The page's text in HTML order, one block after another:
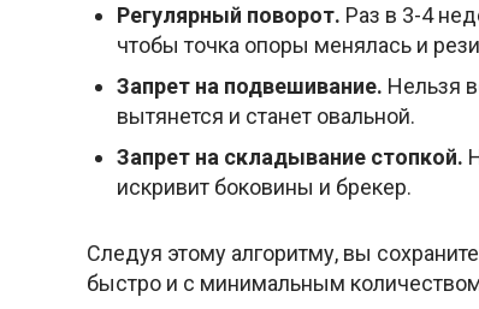
Регулярный поворот. Раз в 3-4
чтобы точка опоры менялась и
Запрет на подвешивание. Нельзя
вытянется и станет овальной.
Запрет на складывание стопкой.
искривит боковины и брекер.
Следуя этому алгоритму, вы
быстро и с минимальным количеством